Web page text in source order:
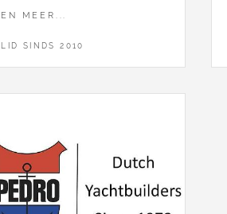
EN MEER...
LID SINDS 2010